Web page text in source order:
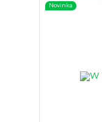
Novinka